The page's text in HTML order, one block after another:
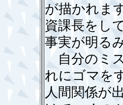
が描かれま
資課長をし
事実が明る
自分のミ
れにゴマを
人間関係が